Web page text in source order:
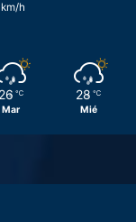
km/h
26 ℃
Mar
28 ℃
Mié